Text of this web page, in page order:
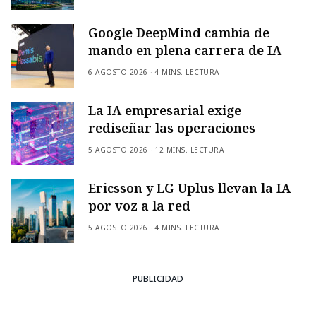
Google DeepMind cambia de
mando en plena carrera de IA
6 AGOSTO 2026 4 MINS. LECTURA
La IA empresarial exige
rediseñar las operaciones
5 AGOSTO 2026 12 MINS. LECTURA
Ericsson y LG Uplus llevan la IA
por voz a la red
5 AGOSTO 2026 4 MINS. LECTURA
PUBLICIDAD